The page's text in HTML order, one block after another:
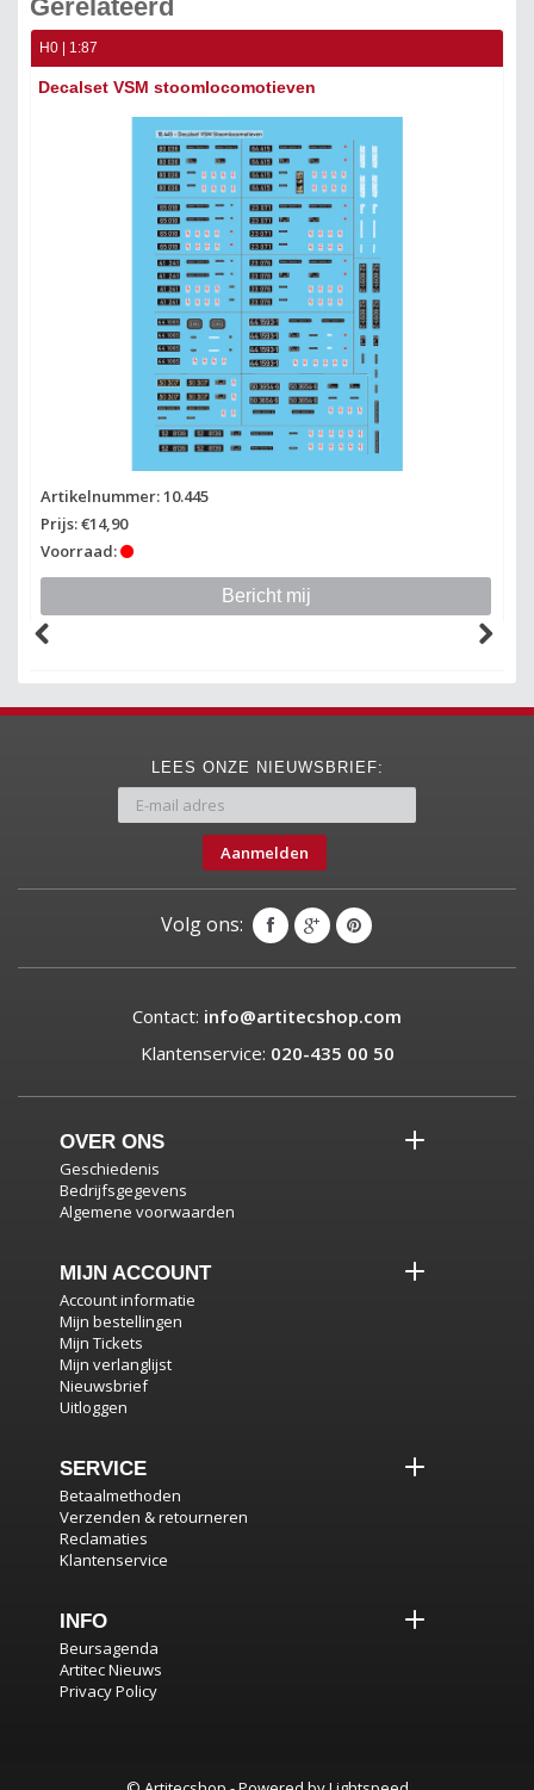
Gerelateerd
H0 | 1:87
Decalset VSM stoomlocomotieven
Artikelnummer: 10.445
Prijs: €14,90
Voorraad:
Bericht mij
LEES ONZE NIEUWSBRIEF:
Aanmelden
Volg ons:
Contact: info@artitecshop.com
Klantenservice: 020-435 00 50
OVER ONS
Geschiedenis
Bedrijfsgegevens
Algemene voorwaarden
MIJN ACCOUNT
Account informatie
Mijn bestellingen
Mijn Tickets
Mijn verlanglijst
Nieuwsbrief
Uitloggen
SERVICE
Betaalmethoden
Verzenden & retourneren
Reclamaties
Klantenservice
INFO
Beursagenda
Artitec Nieuws
Privacy Policy